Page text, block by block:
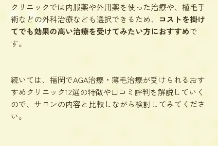
クリニックでは内服薬や外用薬を使った治療や、植毛手
術などの外科治療なども選択できるため、
コストを掛け
てでも効果の高い治療を受けてみたい方におすすめで
す。
続いては、福岡でAGA治療・薄毛治療が受けられるおす
すめクリニック12選の特徴や口コミ評判を解説していく
ので、サロンの内容と比較しながら検討してみてくださ
い。